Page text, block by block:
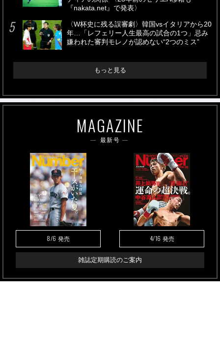
『nakata.net』で発表〉
〈W杯史に残る誤審劇〉韓国vsイタリアから20
年…「レフェリー人生最高の試合の1つ」忌み
嫌われた審判モレノが認めない“2つのミス”
もっと見る
MAGAZINE
最新号
8/6 発売 4/16 発売
雑誌定期購読のご案内